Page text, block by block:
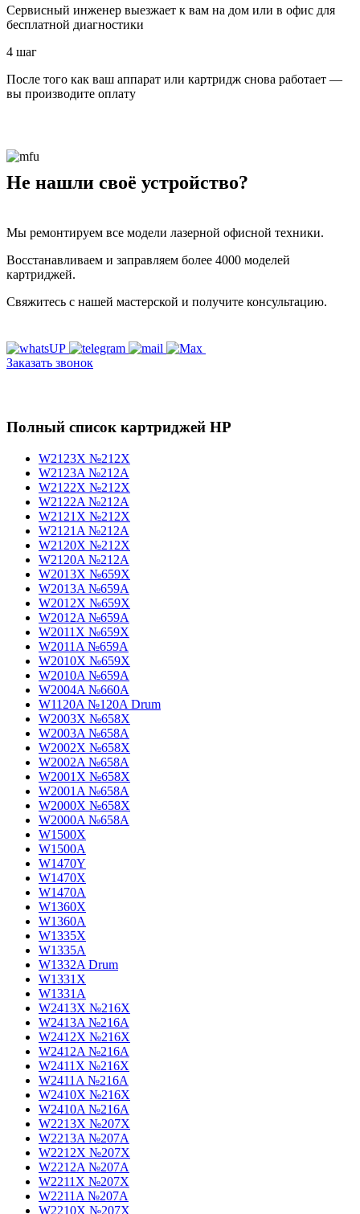
Сервисный инженер выезжает к вам на дом или в офис для
бесплатной диагностики
4 шаг
После того как ваш аппарат или картридж снова работает —
вы производите оплату
Не нашли своё устройство?
Мы ремонтируем все модели лазерной офисной техники.
Восстанавливаем и заправляем более 4000 моделей
картриджей.
Свяжитесь с нашей мастерской и получите консультацию.
Заказать звонок
Полный список картриджей HP
W2123X №212X
W2123A №212A
W2122X №212X
W2122A №212A
W2121X №212X
W2121A №212A
W2120X №212X
W2120A №212A
W2013X №659X
W2013A №659A
W2012X №659X
W2012A №659A
W2011X №659X
W2011A №659A
W2010X №659X
W2010A №659A
W2004A №660A
W1120A №120A Drum
W2003X №658X
W2003A №658A
W2002X №658X
W2002A №658A
W2001X №658X
W2001A №658A
W2000X №658X
W2000A №658A
W1500X
W1500A
W1470Y
W1470X
W1470A
W1360X
W1360A
W1335X
W1335A
W1332A Drum
W1331X
W1331A
W2413X №216X
W2413A №216A
W2412X №216X
W2412A №216A
W2411X №216X
W2411A №216A
W2410X №216X
W2410A №216A
W2213X №207X
W2213A №207A
W2212X №207X
W2212A №207A
W2211X №207X
W2211A №207A
W2210X №207X